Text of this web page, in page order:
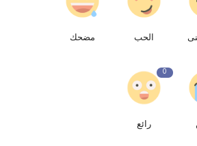
الحب مضحك
0
رائع